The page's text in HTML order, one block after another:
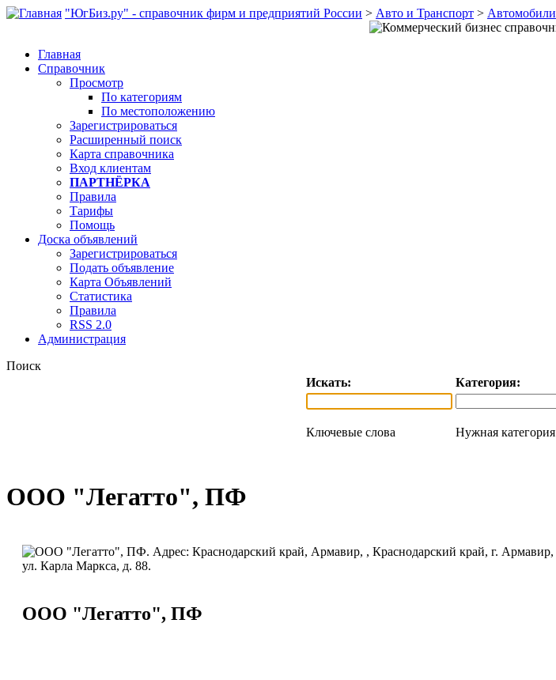
"ЮгБиз.ру" - справочник фирм и предприятий России > Авто и Транспорт > Автомобили
Главная
Справочник
Просмотр
По категориям
По местоположению
Зарегистрироваться
Расширенный поиск
Карта справочника
Вход клиентам
ПАРТНЁРКА
Правила
Тарифы
Помощь
Доска объявлений
Зарегистрироваться
Подать объявление
Карта Объявлений
Статистика
Правила
RSS 2.0
Администрация
Поиск
Искать:
Категория:
Ключевые слова Нужная категория
ООО "Легатто", ПФ
ООО "Легатто", ПФ